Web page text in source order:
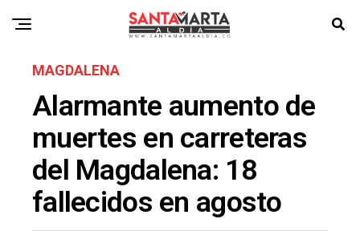
MAGDALENA
Alarmante aumento de
muertes en carreteras
del Magdalena: 18
fallecidos en agosto